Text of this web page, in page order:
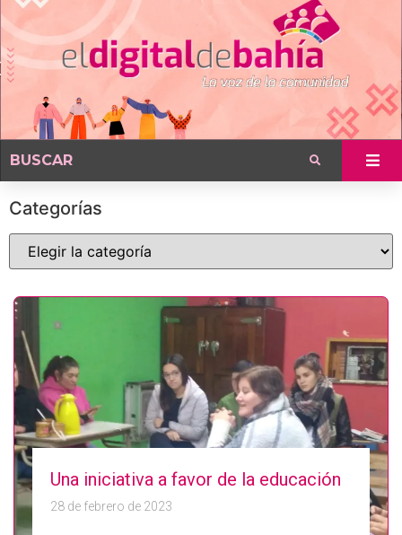
Categorías
Una iniciativa a favor de la educación
28 de febrero de 2023